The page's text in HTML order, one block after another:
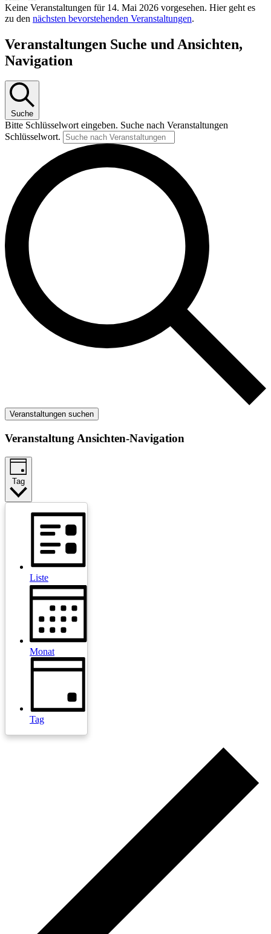
Keine Veranstaltungen für 14. Mai 2026 vorgesehen. Hier geht es
zu den nächsten bevorstehenden Veranstaltungen.
Veranstaltungen Suche und Ansichten,
Navigation
Suche
Bitte Schlüsselwort eingeben. Suche nach Veranstaltungen
Schlüsselwort.
Veranstaltungen suchen
Veranstaltung Ansichten-Navigation
Tag
Liste
Monat
Tag